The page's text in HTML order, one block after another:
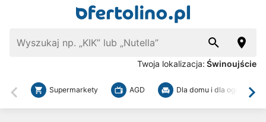
Twoja lokalizacja: Świnoujście
Wstecz
Supermarkety AGD Dla domu i dla ogrodu